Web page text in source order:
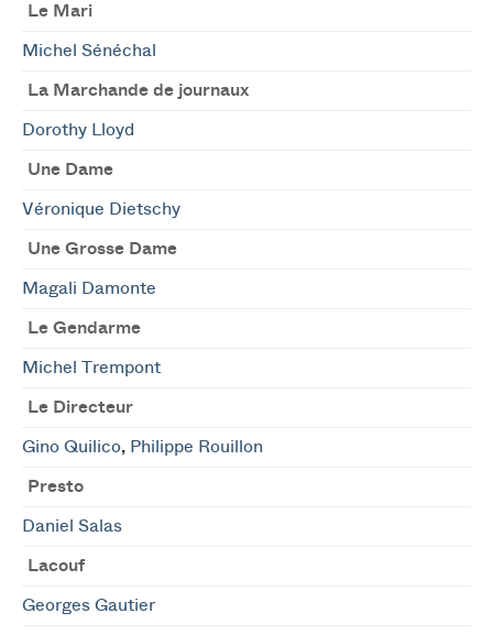
Le Mari
Michel Sénéchal
La Marchande de journaux
Dorothy Lloyd
Une Dame
Véronique Dietschy
Une Grosse Dame
Magali Damonte
Le Gendarme
Michel Trempont
Le Directeur
Gino Quilico, Philippe Rouillon
Presto
Daniel Salas
Lacouf
Georges Gautier